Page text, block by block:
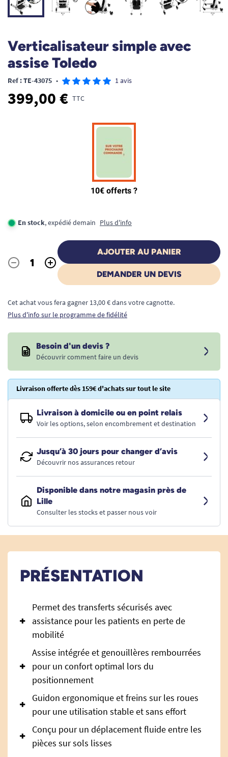
Verticalisateur simple avec
assise Toledo
Ref : TE-43075 • 1 avis
399,00 € TTC
En stock, expédié demain Plus d'info
Quantité
- +
AJOUTER AU PANIER
DEMANDER UN DEVIS
Cet achat vous fera gagner 13,00 € dans votre cagnotte.
Plus d'info sur le programme de fidélité
Besoin d'un devis ?
Découvrir comment faire un devis
Livraison offerte dès 159€ d'achats sur tout le site
Livraison à domicile ou en point relais
Voir les options, selon encombrement et destination
Jusqu’à 30 jours pour changer d’avis
Découvrir nos assurances retour
Disponible dans notre magasin près de
Lille
Consulter les stocks et passer nous voir
PRÉSENTATION
Permet des transferts sécurisés avec
assistance pour les patients en perte de
mobilité
Assise intégrée et genouillères rembourrées
pour un confort optimal lors du
positionnement
Guidon ergonomique et freins sur les roues
pour une utilisation stable et sans effort
Conçu pour un déplacement fluide entre les
pièces sur sols lisses